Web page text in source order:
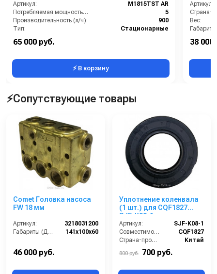
Артикул:
M1815TST AR
Потребляемая мощность (кВт):
5
Производительность (л/ч):
900
Тип:
Стационарные
Страна-производитель:
Рабочее давление (бар):
65 000 руб.
⚡ В корзину
Артикул:
Страна-
Вес:
38 000
⚡Сопутствующие товары
Comet Головка насоса
FW 18 мм
Артикул:
3218031200
Габариты (ДхШхВ):
141х100х60
46 000 руб.
Уплотнение коленвала
(1 шт.) для CQF1827
SJF-K08-1
Артикул:
SJF-K08-1
Совместимость:
CQF1827
Страна-производитель:
Китай
800 руб. 700 руб.